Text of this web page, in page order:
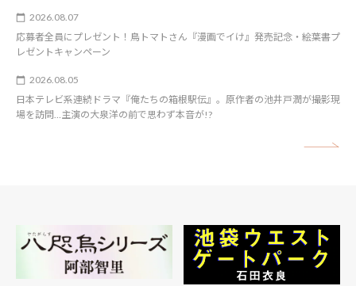
2026.08.07
応募者全員にプレゼント！鳥トマトさん『漫画でイけ』発売記念・絵葉書プ
レゼントキャンペーン
2026.08.05
日本テレビ系連続ドラマ『俺たちの箱根駅伝』。原作者の池井戸潤が撮影現
場を訪問…主演の大泉洋の前で思わず本音が!?